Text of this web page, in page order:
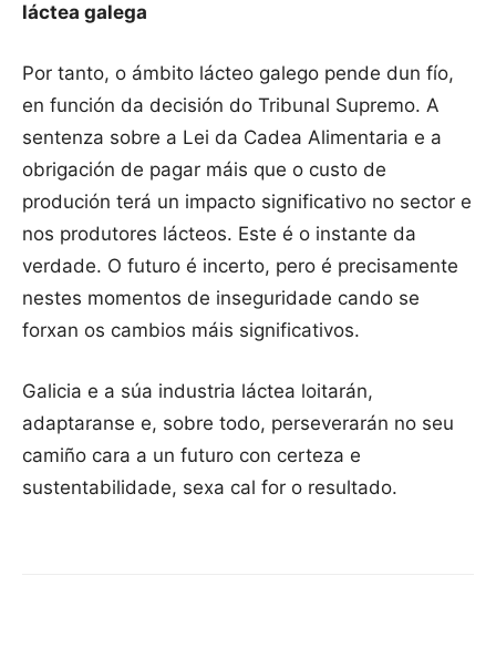
láctea galega
Por tanto, o ámbito lácteo galego pende dun fío,
en función da decisión do Tribunal Supremo. A
sentenza sobre a Lei da Cadea Alimentaria e a
obrigación de pagar máis que o custo de
produción terá un impacto significativo no sector e
nos produtores lácteos. Este é o instante da
verdade. O futuro é incerto, pero é precisamente
nestes momentos de inseguridade cando se
forxan os cambios máis significativos.
Galicia e a súa industria láctea loitarán,
adaptaranse e, sobre todo, perseverarán no seu
camiño cara a un futuro con certeza e
sustentabilidade, sexa cal for o resultado.